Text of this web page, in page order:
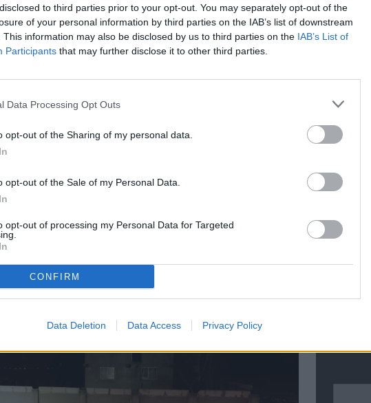
to third parties prior to your opt-out. You may separately opt-out of the
of your personal information by third parties on the IAB’s list of downstream
This information may also be disclosed by us to third parties on the IAB’s List of
Participants that may further disclose it to other third parties.
Data Processing Opt Outs
opt-out of the Sharing of my personal data.
opt-out of the Sale of my Personal Data.
opt-out of processing my Personal Data for Targeted
CONFIRM
Data Deletion Data Access Privacy Policy
SMURD au acordat primul ajutor medical
vârstă de 51 de ani, care a suferit un atac de panică.
gospodărească, cu bunurile aferente.